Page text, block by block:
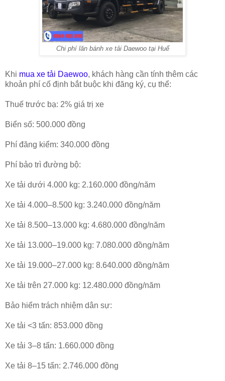
Chi phí lăn bánh xe tải Daewoo tại Huế
Khi mua xe tải Daewoo, khách hàng cần tính thêm các
khoản phí cố định bắt buộc khi đăng ký, cụ thể:
Thuế trước bạ: 2% giá trị xe
Biển số: 500.000 đồng
Phí đăng kiểm: 340.000 đồng
Phí bảo trì đường bộ:
Xe tải dưới 4.000 kg: 2.160.000 đồng/năm
Xe tải 4.000–8.500 kg: 3.240.000 đồng/năm
Xe tải 8.500–13.000 kg: 4.680.000 đồng/năm
Xe tải 13.000–19.000 kg: 7.080.000 đồng/năm
Xe tải 19.000–27.000 kg: 8.640.000 đồng/năm
Xe tải trên 27.000 kg: 12.480.000 đồng/năm
Bảo hiểm trách nhiệm dân sự:
Xe tải <3 tấn: 853.000 đồng
Xe tải 3–8 tấn: 1.660.000 đồng
Xe tải 8–15 tấn: 2.746.000 đồng